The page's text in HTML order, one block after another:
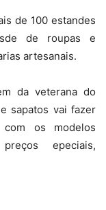
de 100 estandes
de roupas e
artesanais.
da veterana do
sapatos vai fazer
os modelos
epeciais,